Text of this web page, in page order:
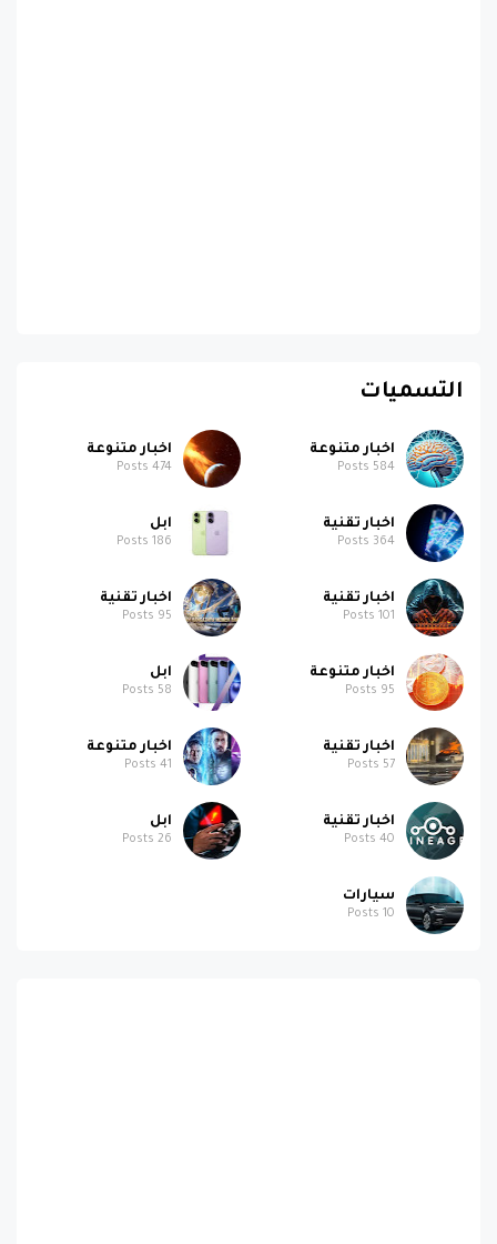
التسميات
اخبار متنوعة
584
اخبار متنوعة
474
اخبار تقنية
364
ابل
186
اخبار تقنية
101
اخبار تقنية
95
اخبار متنوعة
95
ابل
58
اخبار تقنية
57
اخبار متنوعة
41
اخبار تقنية
40
ابل
26
سيارات
10